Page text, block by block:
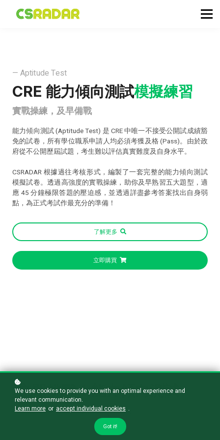
公務員投考資訊
會員登入／註冊
— Aptitude Test
CRE 能力傾向測試模擬練習
實戰操練，及早備戰
能力傾向測試 (Aptitude Test) 是 CRE 中唯一不接受公開試成績豁
免的試卷，所有學位職系申請人均必須考獲及格 (Pass)。由於政
府從不公開歷屆試題，考生難以評估真實難度及自身水平。
CSRADAR 根據過往考核形式，編製了一套完整的能力傾向測試
模擬試卷。透過高強度的實戰操練，助你及早熟習五大題型，適
應 45 分鐘極限答題的壓迫感，並透過詳盡參考答案找出自身弱
點，為正式考試作最充分的準備！
了解更多
立即購買
立即挑戰！能力傾向測試
試試看你能在 1 分鐘內找出正確答案嗎？
We use cookies to provide you with an optimal experience and
relevant communication.
Learn more or accept individual cookies .
Got it!